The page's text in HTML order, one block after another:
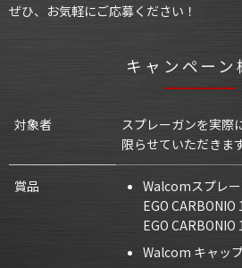
ぜひ、お気軽にご応募ください！
キャンペーン
対象者
スプレーガンを実際
限らせていただきます
賞品
Walcomスプレー
EGO
EGO
Walcom キャッ